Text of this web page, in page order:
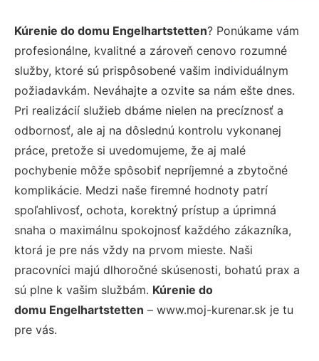
Kúrenie do domu Engelhartstetten? Ponúkame vám
profesionálne, kvalitné a zároveň cenovo rozumné
služby, ktoré sú prispôsobené vašim individuálnym
požiadavkám. Neváhajte a ozvite sa nám ešte dnes.
Pri realizácií služieb dbáme nielen na precíznosť a
odbornosť, ale aj na dôslednú kontrolu vykonanej
práce, pretože si uvedomujeme, že aj malé
pochybenie môže spôsobiť nepríjemné a zbytočné
komplikácie. Medzi naše firemné hodnoty patrí
spoľahlivosť, ochota, korektný prístup a úprimná
snaha o maximálnu spokojnosť každého zákazníka,
ktorá je pre nás vždy na prvom mieste. Naši
pracovníci majú dlhoročné skúsenosti, bohatú prax a
sú plne k vašim službám. Kúrenie do
domu Engelhartstetten – www.moj-kurenar.sk je tu
pre vás.